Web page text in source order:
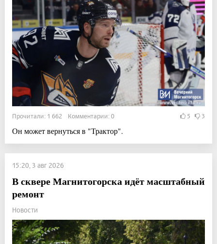
Прочитали: 1 662 Комментарии: 0 5 3
Он может вернуться в "Трактор".
15:20, 3 авг 2026
В сквере Магнитогорска идёт масштабный
ремонт
Новости